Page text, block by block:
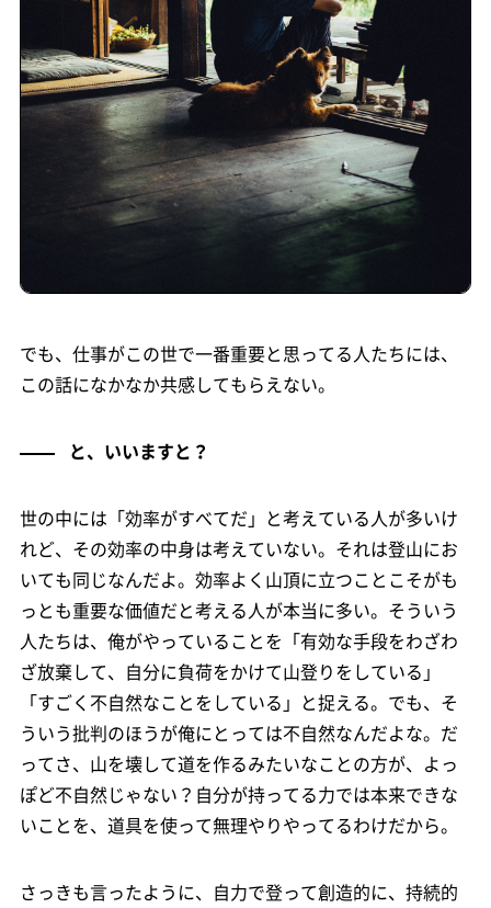
でも、仕事がこの世で一番重要と思ってる人たちには、
この話になかなか共感してもらえない。
と、いいますと？
世の中には「効率がすべてだ」と考えている人が多いけ
れど、その効率の中身は考えていない。それは登山にお
いても同じなんだよ。効率よく山頂に立つことこそがも
っとも重要な価値だと考える人が本当に多い。そういう
人たちは、俺がやっていることを「有効な手段をわざわ
ざ放棄して、自分に負荷をかけて山登りをしている」
「すごく不自然なことをしている」と捉える。でも、そ
ういう批判のほうが俺にとっては不自然なんだよな。だ
ってさ、山を壊して道を作るみたいなことの方が、よっ
ぽど不自然じゃない？自分が持ってる力では本来できな
いことを、道具を使って無理やりやってるわけだから。
さっきも言ったように、自力で登って創造的に、持続的